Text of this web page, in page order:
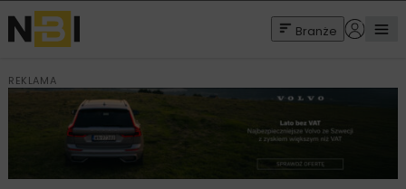
Branże
REKLAMA